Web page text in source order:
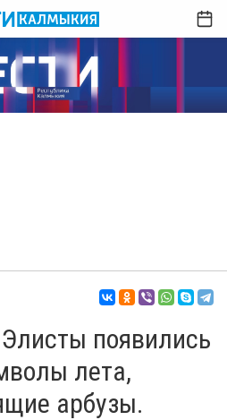
появились
лета,
арбузы.